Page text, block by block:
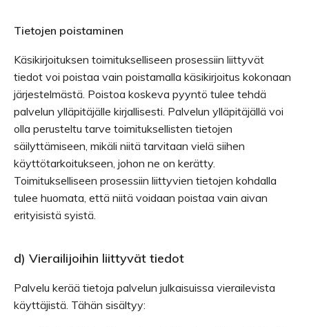
Tietojen poistaminen
Käsikirjoituksen toimitukselliseen prosessiin liittyvät
tiedot voi poistaa vain poistamalla käsikirjoitus kokonaan
järjestelmästä. Poistoa koskeva pyyntö tulee tehdä
palvelun ylläpitäjälle kirjallisesti. Palvelun ylläpitäjällä voi
olla perusteltu tarve toimituksellisten tietojen
säilyttämiseen, mikäli niitä tarvitaan vielä siihen
käyttötarkoitukseen, johon ne on kerätty.
Toimitukselliseen prosessiin liittyvien tietojen kohdalla
tulee huomata, että niitä voidaan poistaa vain aivan
erityisistä syistä.
d) Vierailijoihin liittyvät tiedot
Palvelu kerää tietoja palvelun julkaisuissa vierailevista
käyttäjistä. Tähän sisältyy: